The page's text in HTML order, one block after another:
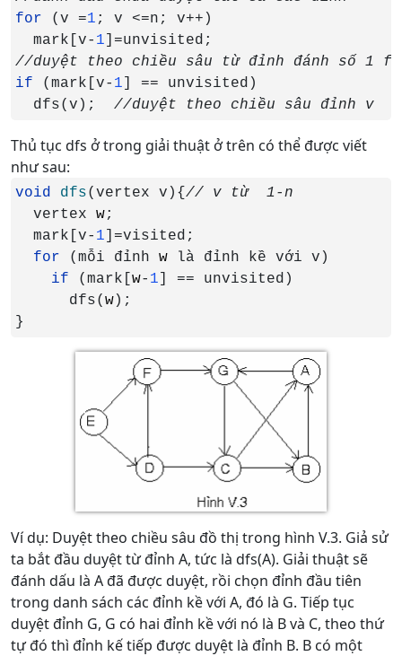
for
(v =1 ; v <=n; v++)
  mark[v-
1
if (mark[v- 1 ] == unvisited)
  dfs(v);
//duyệt theo chiều sâu đỉnh v
Thủ tục dfs ở trong giải thuật ở trên có thể được viết
như sau:
void dfs(vertex v){
vertex w;
  mark[v-
1 ]=visited;
for
(mỗi đỉnh w
là đỉnh kề với v)
if
(mark[ w- 1 ] == unvisited)
      dfs(
w);
}
Ví dụ: Duyệt theo chiều sâu đồ thị trong hình V.3. Giả sử
ta bắt đầu duyệt từ đỉnh A, tức là dfs(A). Giải thuật sẽ
đánh dấu là A đã được duyệt, rồi chọn đỉnh đầu tiên
trong danh sách các đỉnh kề với A, đó là G. Tiếp tục
duyệt đỉnh G, G có hai đỉnh kề với nó là B và C, theo thứ
tự đó thì đỉnh kế tiếp được duyệt là đỉnh B. B có một